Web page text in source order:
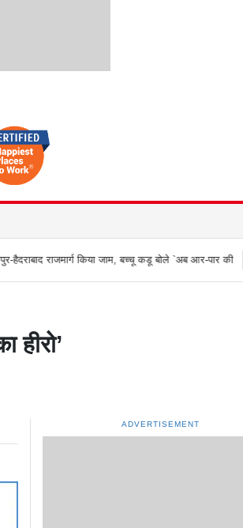
जाम, बच्चू कडू बोले `अब आर-पार की मुंबई के वेस्टर्न
ADVERTISEMENT